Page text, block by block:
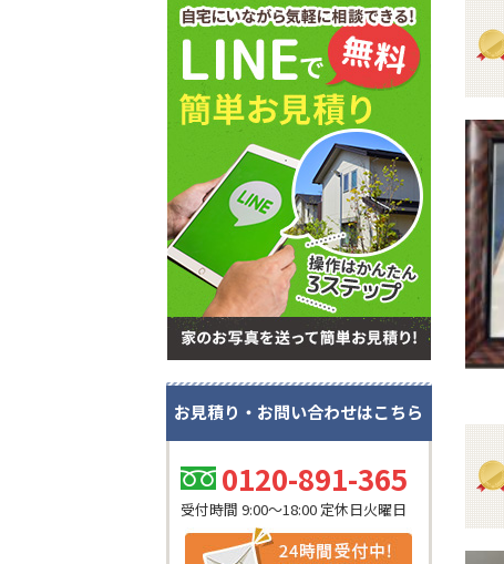
お見積り・お問い合わせはこちら
0120-891-365
受付時間 9:00～18:00 定休日火曜日